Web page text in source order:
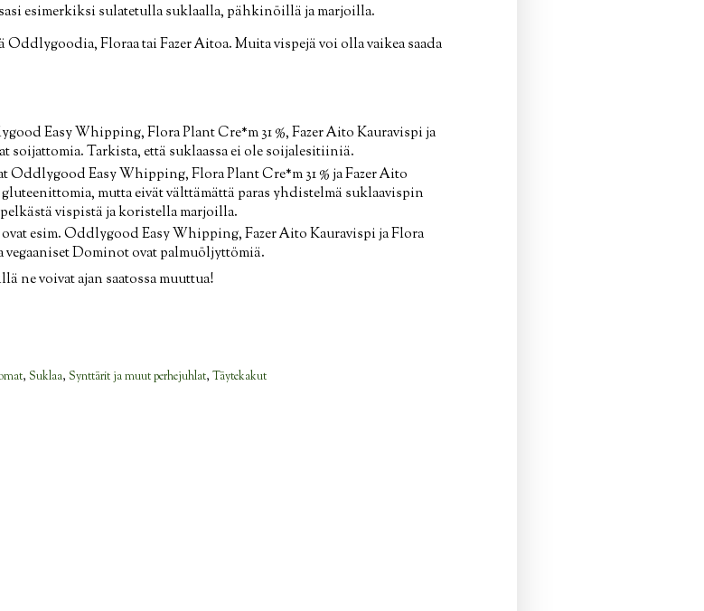
esimerkiksi sulatetulla suklaalla, pähkinöillä ja marjoilla.
Floraa tai Fazer Aitoa. Muita vispejä voi olla vaikea saada
Easy Whipping, Flora Plant Cre*m 31 %, Fazer Aito Kauravispi ja
soijattomia. Tarkista, että suklaassa ei ole soijalesitiiniä.
Easy Whipping, Flora Plant Cre*m 31 % ja Fazer Aito
mutta eivät välttämättä paras yhdistelmä suklaavispin
vispistä ja koristella marjoilla.
esim. Oddlygood Easy Whipping, Fazer Aito Kauravispi ja Flora
vegaaniset Dominot ovat palmuöljyttömiä.
ne voivat ajan saatossa muuttua!
, Suklaa, Synttärit ja muut perhejuhlat, Täytekakut